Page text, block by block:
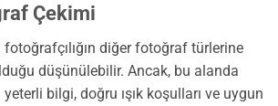
Çekimi
diğer fotoğraf türlerine
düşünülebilir. Ancak, bu alanda
bilgi, doğru ışık koşulları ve uygun